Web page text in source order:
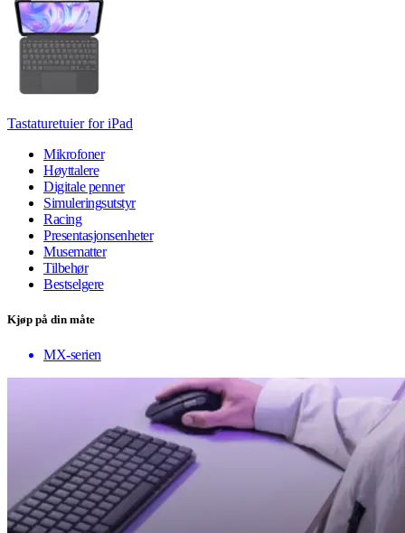
Tastaturetuier for iPad
Mikrofoner
Høyttalere
Digitale penner
Simuleringsutstyr
Racing
Presentasjonsenheter
Musematter
Tilbehør
Bestselgere
Kjøp på din måte
MX-serien